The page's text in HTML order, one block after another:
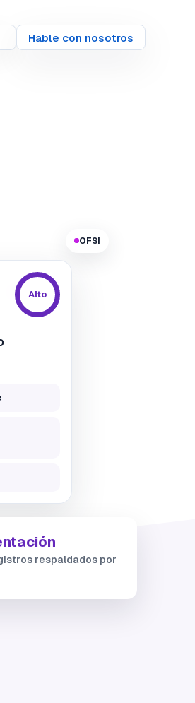
Hable con nosotros
EU
OFSI
Alto
respaldados por